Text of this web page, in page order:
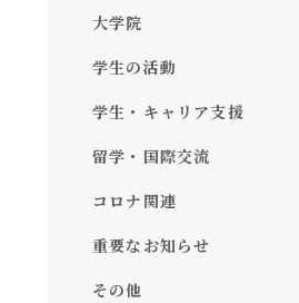
大学院
学生の活動
学生・キャリア支援
留学・国際交流
コロナ関連
重要なお知らせ
その他